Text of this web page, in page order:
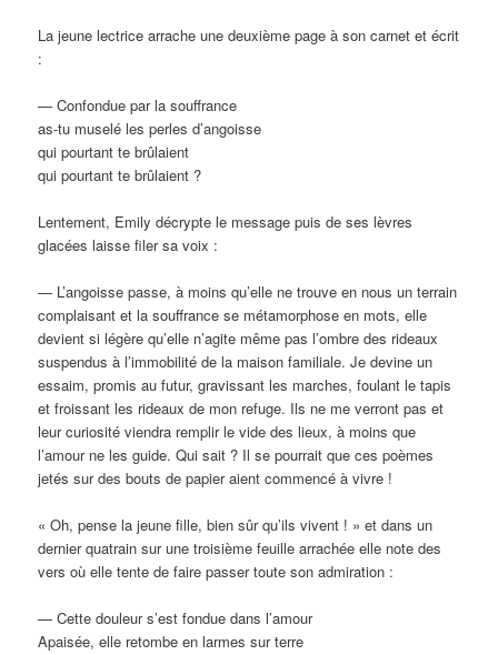
La jeune lectrice arrache une deuxième page à son carnet et écrit
:
— Confondue par la souffrance
as-tu muselé les perles d’angoisse
qui pourtant te brûlaient
qui pourtant te brûlaient ?
Lentement, Emily décrypte le message puis de ses lèvres
glacées laisse filer sa voix :
— L’angoisse passe, à moins qu’elle ne trouve en nous un terrain
complaisant et la souffrance se métamorphose en mots, elle
devient si légère qu’elle n’agite même pas l’ombre des rideaux
suspendus à l’immobilité de la maison familiale. Je devine un
essaim, promis au futur, gravissant les marches, foulant le tapis
et froissant les rideaux de mon refuge. Ils ne me verront pas et
leur curiosité viendra remplir le vide des lieux, à moins que
l’amour ne les guide. Qui sait ? Il se pourrait que ces poèmes
jetés sur des bouts de papier aient commencé à vivre !
« Oh, pense la jeune fille, bien sûr qu’ils vivent ! » et dans un
dernier quatrain sur une troisième feuille arrachée elle note des
vers où elle tente de faire passer toute son admiration :
— Cette douleur s’est fondue dans l’amour
Apaisée, elle retombe en larmes sur terre